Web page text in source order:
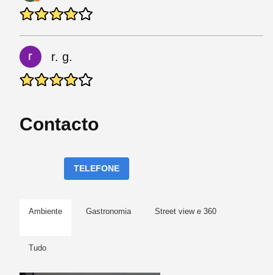
r. g.
Contacto
TELEFONE
Ambiente Gastronomia Street view e 360
Tudo